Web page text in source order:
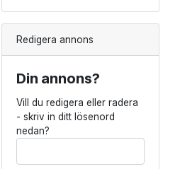
Redigera annons
Din annons?
Vill du redigera eller radera
- skriv in ditt lösenord
nedan?